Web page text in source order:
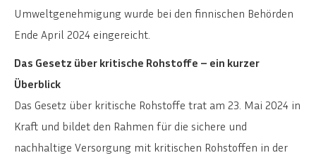
Umweltgenehmigung wurde bei den finnischen Behörden
Ende April 2024 eingereicht.
Das Gesetz über kritische Rohstoffe – ein kurzer
Überblick
Das Gesetz über kritische Rohstoffe trat am 23. Mai 2024 in
Kraft und bildet den Rahmen für die sichere und
nachhaltige Versorgung mit kritischen Rohstoffen in der